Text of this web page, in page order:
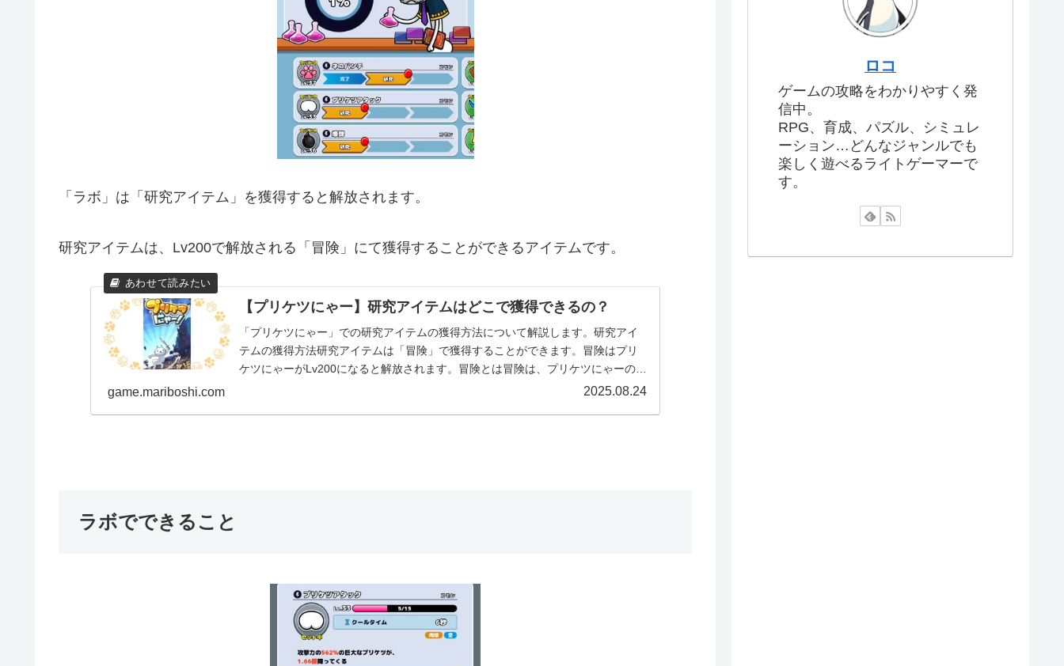
「ラボ」は「研究アイテム」を獲得すると解放されます。
研究アイテムは、Lv200で解放される「冒険」にて獲得することができるアイテムです。
【プリケツにゃー】研究アイテムはどこで獲得できるの？
「プリケツにゃー」での研究アイテムの獲得方法について解説します。研究アイ
テムの獲得方法研究アイテムは「冒険」で獲得することができます。冒険はプリ
ケツにゃーがLv200になると解放されます。冒険とは冒険は、プリケツにゃーのレ
game.mariboshi.com 2025.08.24
ラボでできること
ロコ
ゲームの攻略をわかりやすく発
信中。
RPG、育成、パズル、シミュレ
ーション…どんなジャンルでも
楽しく遊べるライトゲーマーで
す。